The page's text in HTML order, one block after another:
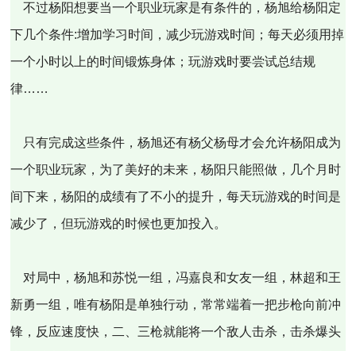
不过杨阳想要当一个职业玩家是有条件的，杨旭给杨阳定
下几个条件:增加学习时间，减少玩游戏时间；每天必须用掉
一个小时以上的时间锻炼身体；玩游戏时要尝试总结规
律……
只有完成这些条件，杨旭还有杨父杨母才会允许杨阳成为
一个职业玩家，为了美好的未来，杨阳只能照做，几个月时
间下来，杨阳的成绩有了不小的提升，每天玩游戏的时间是
减少了，但玩游戏的时候也更加投入。
对局中，杨旭和苏悦一组，冯嘉良和女友一组，林超和王
新勇一组，唯有杨阳是单独行动，常常端着一把步枪向前冲
锋，反应速度快，二、三枪就能将一个敌人击杀，击杀爆头